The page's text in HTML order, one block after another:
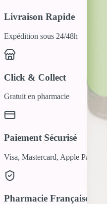
Livraison Rapide
Expédition sous 24/48h
Click & Collect
Gratuit en pharmacie
Paiement Sécurisé
Visa, Mastercard, Apple Pay
Pharmacie Française